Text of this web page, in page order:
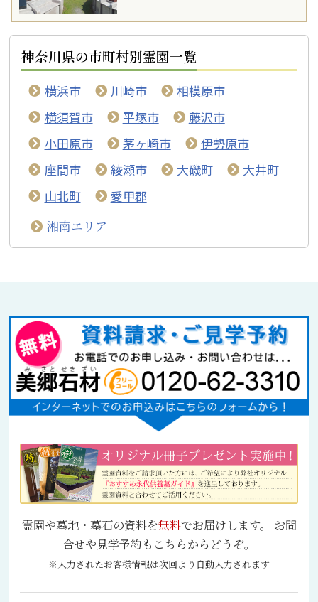
神奈川県の市町村別霊園一覧
横浜市 川崎市
相模原市
横須賀市
平塚市
藤沢市
小田原市
茅ヶ崎市
伊勢原市
座間市
綾瀬市 大磯町
大井町
山北町
愛甲郡
湘南エリア
霊園や墓地・墓石の資料を無料でお届けします。 お問
合せや見学予約もこちらからどうぞ。
※入力されたお客様情報は次回より自動入力されます